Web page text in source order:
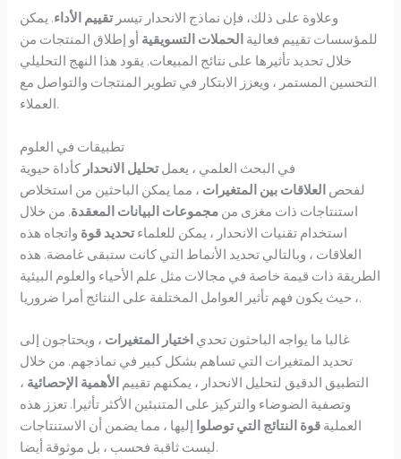
وعلاوة على ذلك، فإن نماذج الانحدار تيسرتقييم الأداء. يمكن
للمؤسسات تقييم فعالية الحملات التسويقية أو إطلاق المنتجات من
خلال تحديد تأثيرها على نتائج المبيعات. يقود هذا النهج التحليلي
التحسين المستمر ، ويعزز الابتكار في تطوير المنتجات والتواصل مع
العملاء.
تطبيقات في العلوم
في البحث العلمي ، يعملتحليل الانحدار كأداة حيوية
لفحص العلاقات بين المتغيرات ، مما يمكن الباحثين من استخلاص
استنتاجات ذات مغزى من مجموعات البيانات المعقدة. من خلال
استخدام تقنيات الانحدار ، يمكن للعلماءتحديد قوة واتجاه هذه
العلاقات ، وبالتالي تحديد الأنماط التي كانت ستبقى غامضة. هذه
الطريقة ذات قيمة خاصة في مجالات مثل علم الأحياء والعلوم البيئية
، حيث يكون فهم تأثير العوامل المختلفة على النتائج أمرا ضروريا.
غالبا ما يواجه الباحثون تحدي اختيار المتغيرات ، ويحتاجون إلى
تحديد المتغيرات التي تساهم بشكل كبير في نماذجهم. من خلال
التطبيق الدقيق لتحليل الانحدار ، يمكنهم تقييم الأهمية الإحصائية ،
وتصفية الضوضاء والتركيز على المتنبئين الأكثر تأثيرا. تعزز هذه
العملية قوة النتائج التي توصلوا إليها ، مما يضمن أن الاستنتاجات
ليست ثاقبة فحسب ، بل موثوقة أيضا.